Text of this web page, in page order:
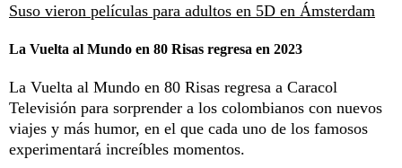
Suso vieron películas para adultos en 5D en Ámsterdam
La Vuelta al Mundo en 80 Risas regresa en 2023
La Vuelta al Mundo en 80 Risas regresa a Caracol
Televisión para sorprender a los colombianos con nuevos
viajes y más humor, en el que cada uno de los famosos
experimentará increíbles momentos.